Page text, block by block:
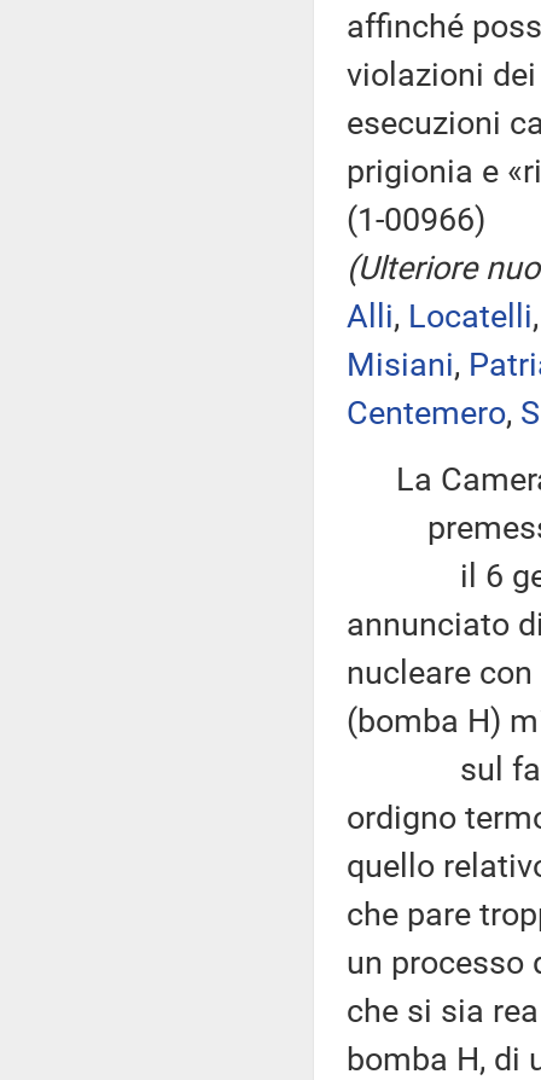
affinché
violazioni
esecuzioni
prigionia e
(1-00966)
(Ulteriore
Alli, Locatelli
Misiani,
Centemero,
La
il 6
annunciato
nucleare
(bomba H)
sul fatto
ordigno
quello
che pare
un processo
che si sia
bomba H, di